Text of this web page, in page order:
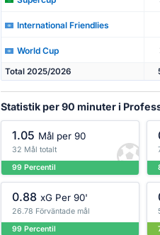
International Friendlies
World Cup
Total 2025/2026
Statistik per 90 minuter i
1.05 Mål per 90
32 Mål totalt
99 Percentil
0.88 xG Per 90'
26.78 Förväntade mål
99 Percentil